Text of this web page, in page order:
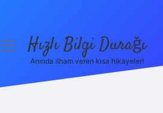
menüyüHızlı Bilgi Durağı
Anında ilham veren kısa hikayeler!